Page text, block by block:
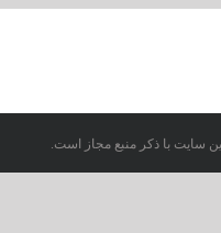
سایت با ذکر منبع مجاز است.